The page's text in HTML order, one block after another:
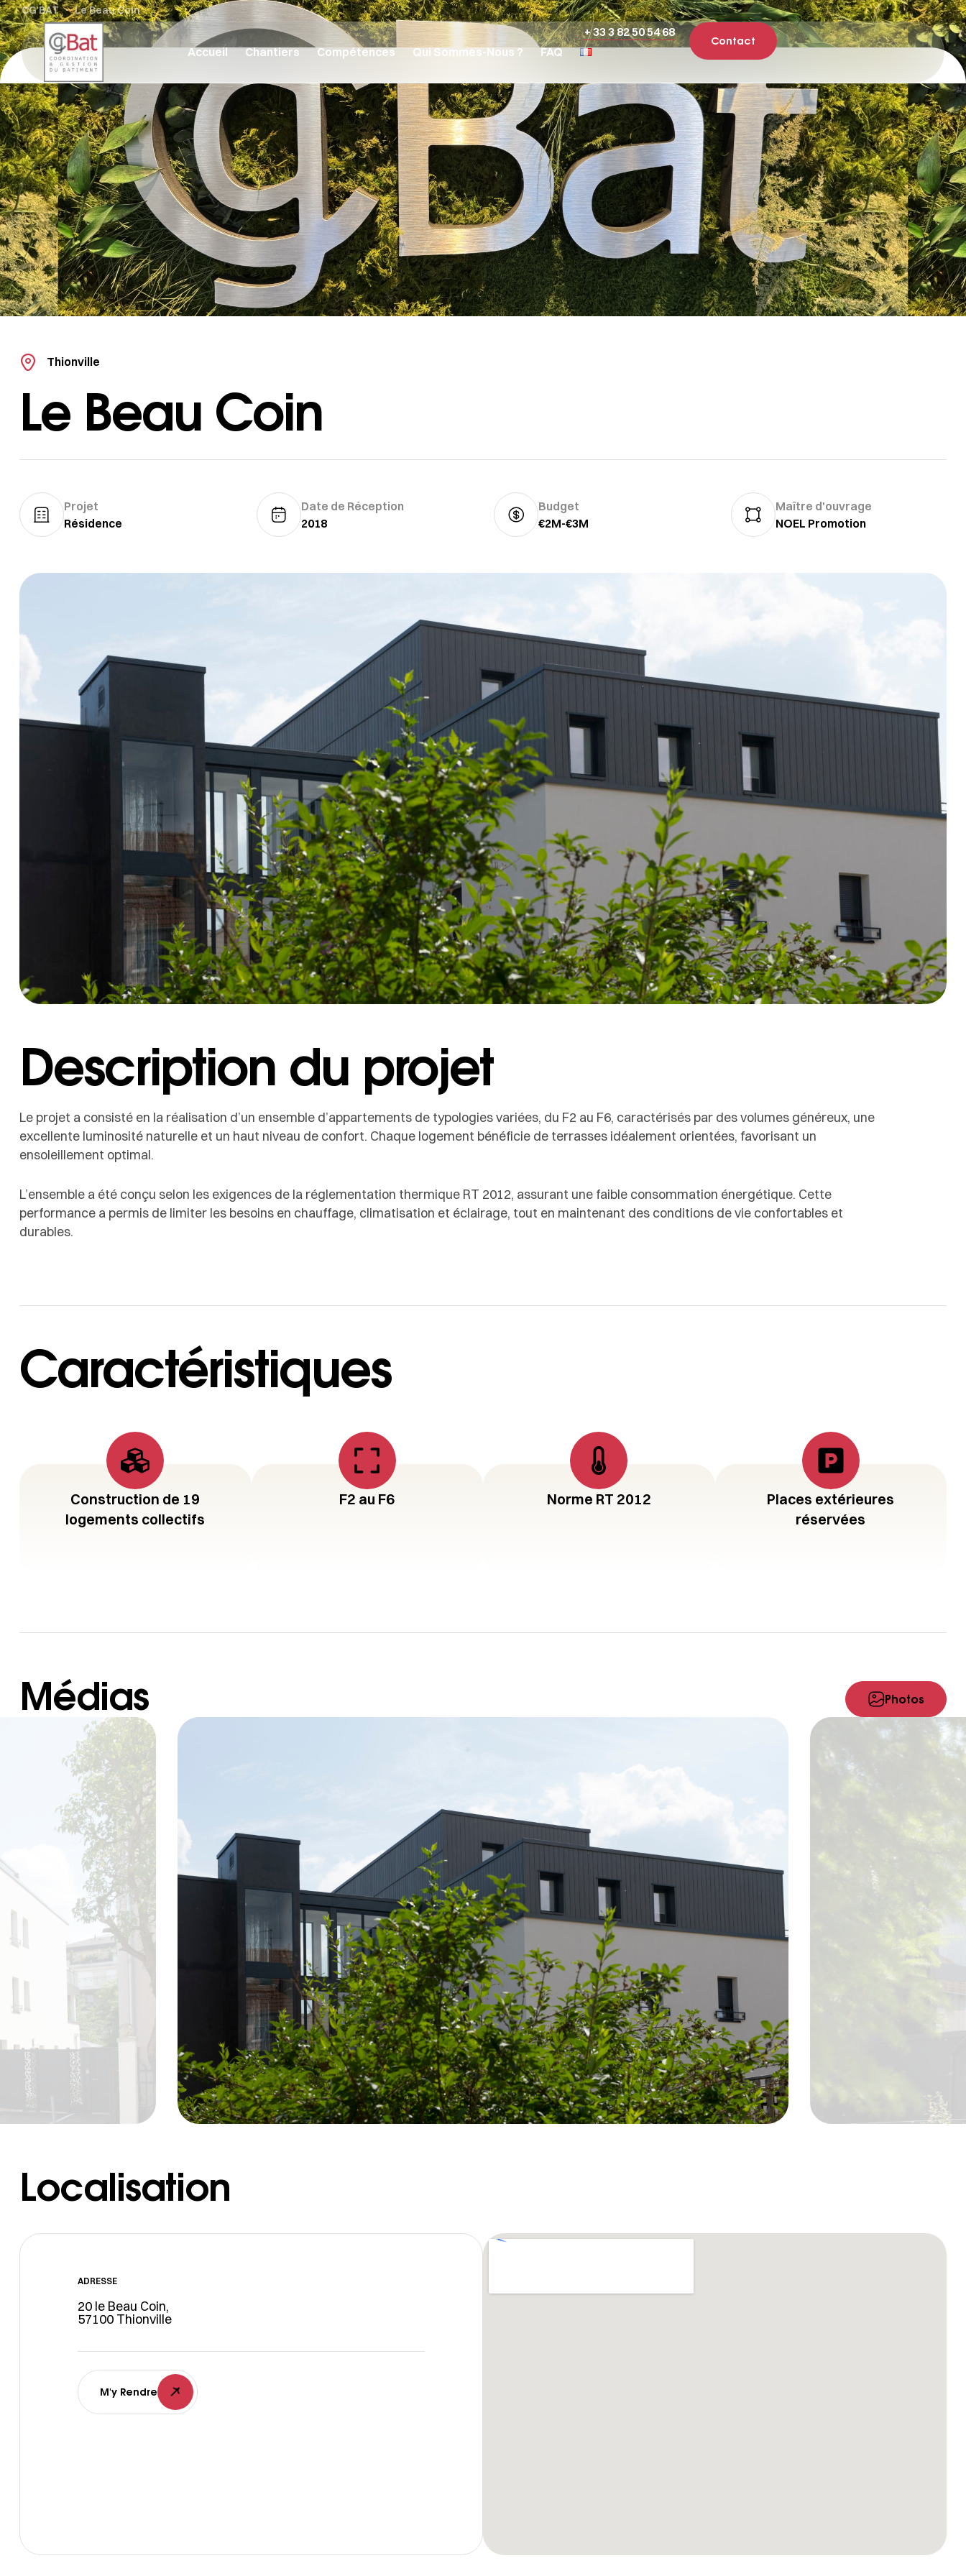
Accueil Chantiers Compétences Qui Sommes-Nous ? FAQ
+ 33 3 82 50 54 68
Contact
CG BAT Le Beau Coin
Thionville
Le Beau Coin
Projet
Résidence
Date de Réception
2018
Budget
€2M-€3M
Maître d'ouvrage
NOEL Promotion
Description du projet
Le projet a consisté en la réalisation d’un ensemble d’appartements de typologies variées, du F2 au F6, caractérisés par des volumes généreux, une
excellente luminosité naturelle et un haut niveau de confort. Chaque logement bénéficie de terrasses idéalement orientées, favorisant un
ensoleillement optimal.
L’ensemble a été conçu selon les exigences de la réglementation thermique RT 2012, assurant une faible consommation énergétique. Cette
performance a permis de limiter les besoins en chauffage, climatisation et éclairage, tout en maintenant des conditions de vie confortables et
durables.
Caractéristiques
Construction de 19
logements collectifs
F2 au F6 Norme RT 2012
Places extérieures
réservées
Médias Photos
Localisation
ADRESSE
20 le Beau Coin,
57100 Thionville
M'y Rendre